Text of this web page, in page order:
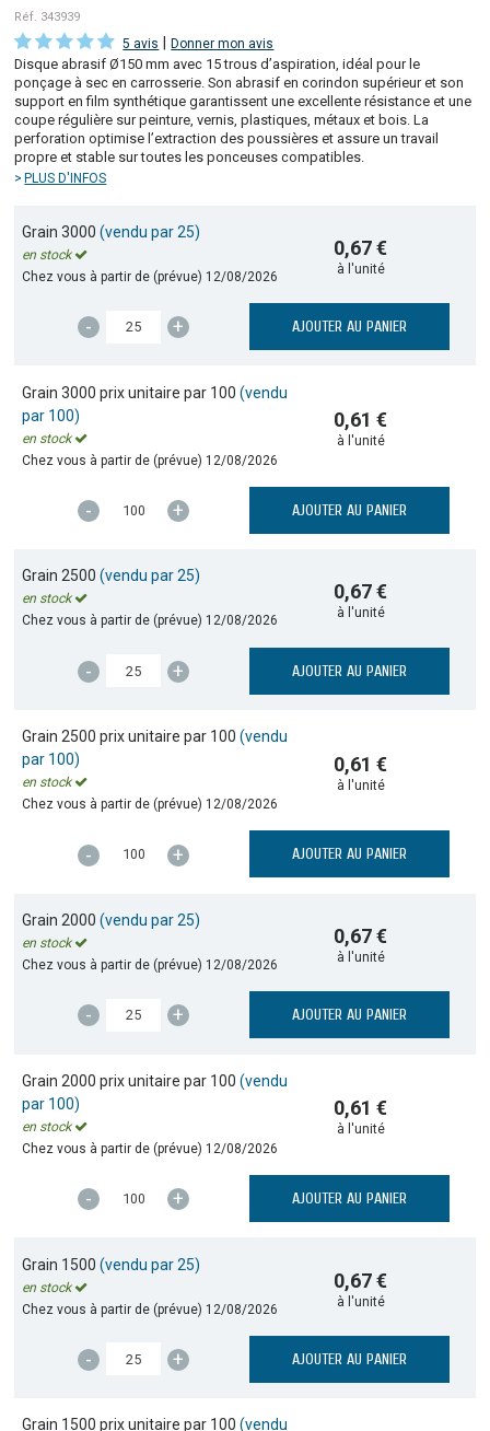
Réf. 343939
5 avis |Donner mon avis
Disque abrasif Ø150 mm avec 15 trous d’aspiration, idéal pour le
ponçage à sec en carrosserie. Son abrasif en corindon supérieur et son
support en film synthétique garantissent une excellente résistance et une
coupe régulière sur peinture, vernis, plastiques, métaux et bois. La
perforation optimise l’extraction des poussières et assure un travail
propre et stable sur toutes les ponceuses compatibles.
PLUS D'INFOS
Grain 3000(vendu par 25)
en stock
Chez vous à partir de (prévue) 12/08/2026
0,67 €
à l'unité
- + AJOUTER AU PANIER
Grain 3000 prix unitaire par 100(vendu
par 100)
en stock
Chez vous à partir de (prévue) 12/08/2026
0,61 €
à l'unité
- + AJOUTER AU PANIER
Grain 2500(vendu par 25)
en stock
Chez vous à partir de (prévue) 12/08/2026
0,67 €
à l'unité
- + AJOUTER AU PANIER
Grain 2500 prix unitaire par 100(vendu
par 100)
en stock
Chez vous à partir de (prévue) 12/08/2026
0,61 €
à l'unité
- + AJOUTER AU PANIER
Grain 2000(vendu par 25)
en stock
Chez vous à partir de (prévue) 12/08/2026
0,67 €
à l'unité
- + AJOUTER AU PANIER
Grain 2000 prix unitaire par 100(vendu
par 100)
en stock
Chez vous à partir de (prévue) 12/08/2026
0,61 €
à l'unité
- + AJOUTER AU PANIER
Grain 1500(vendu par 25)
en stock
Chez vous à partir de (prévue) 12/08/2026
0,67 €
à l'unité
- + AJOUTER AU PANIER
Grain 1500 prix unitaire par 100(vendu